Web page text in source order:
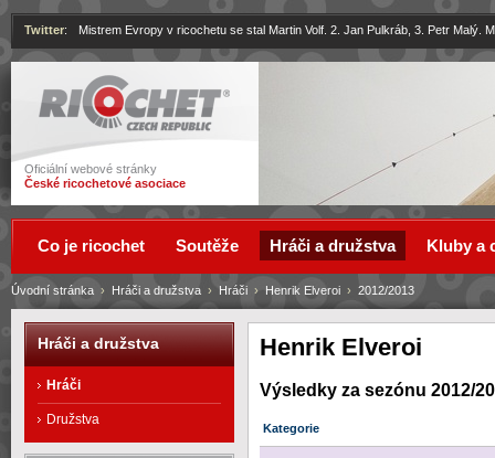
Ricochet
Oficiální webové stránky
České ricochetové asociace
Twitter: Mistrem Evropy v ricochetu se stal Martin Volf. 2. Jan Pulkráb, 3. Petr Malý.
Henrik Elveroi
Výsledky za sezónu 2012/
Kategorie
Úvodní stránka › Hráči a družstva › Hráči › Henrik Elveroi › 2012/2013
Co je ricochet Soutěže Hráči a družstva Kluby a
Hráči a družstva
Hráči
Družstva